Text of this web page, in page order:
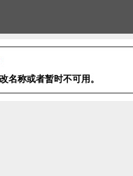
名称或者暂时不可用。